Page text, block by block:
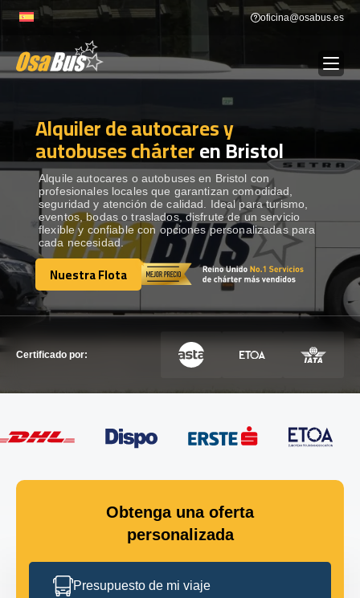
to
oficina@osabus.es
ALQUILER DE AUTOCARES
DESTINOS Show dropdown
RECORRIDAS Show dropdown
FLOTA
Alquiler de autocares y
autobuses chárteren Bristol
Alquile autocares o autobuses en Bristol con
profesionales locales que garantizan comodidad,
seguridad y atención de calidad. Ideal para turismo,
eventos, bodas o traslados, disfrute de un servicio
flexible y confiable con opciones personalizadas para
cada necesidad.
Nuestra Flota
Nuestra Flota
Certificado por:
Obtenga una oferta
personalizada
Presupuesto de mi viaje